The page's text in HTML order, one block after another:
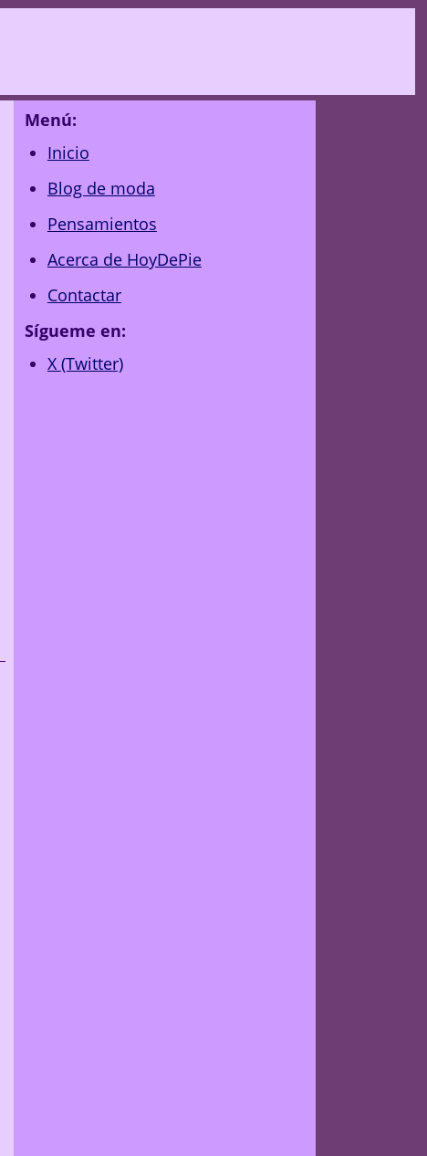
Menú:
Inicio
Blog de moda
Pensamientos
Acerca de HoyDePie
Contactar
Sígueme en:
X (Twitter)